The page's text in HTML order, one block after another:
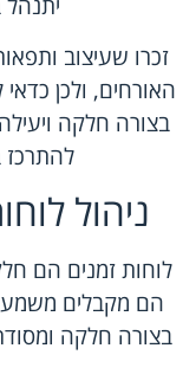
זכרו שעיצוב
האורחים, ולכן
בצורה חלקה
להתרכז
ניהול
לוחות זמנים הם
הם מקבלים
בצורה חלקה